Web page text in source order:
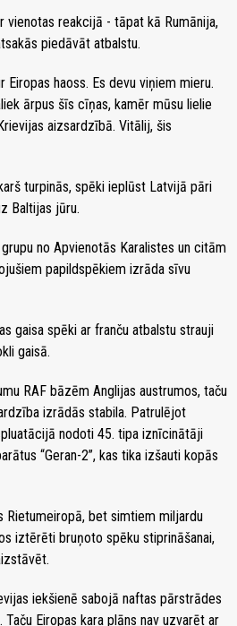
vienotas reakcijā - tāpat kā Rumānija,
piedāvāt atbalstu.
Eiropas haoss. Es devu viņiem mieru.
ārpus šīs cīņas, kamēr mūsu lielie
aizsardzībā. Vitālij, šis
turpinās, spēki ieplūst Latvijā pāri
Baltijas jūru.
no Apvienotās Karalistes un citām
papildspēkiem izrāda sīvu
gaisa spēki ar franču atbalstu strauji
gaisā.
RAF bāzēm Anglijas austrumos, taču
izrādās stabila. Patrulējot
nodoti 45. tipa iznīcinātāji
“Geran-2”, kas tika izšauti kopās
Rietumeiropā, bet simtiem miljardu
iztērēti bruņoto spēku stiprināšanai,
iekšienē sabojā naftas pārstrādes
Eiropas kara plāns nav uzvarēt ar